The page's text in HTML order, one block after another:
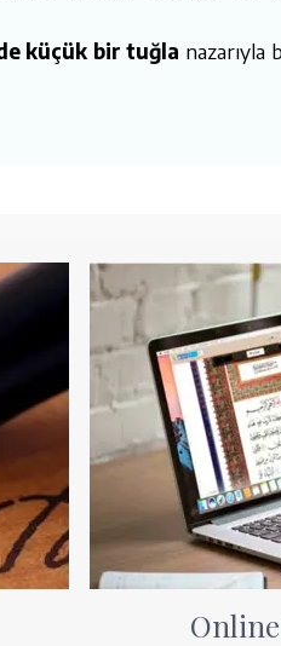
küçük bir tuğla nazarıyla